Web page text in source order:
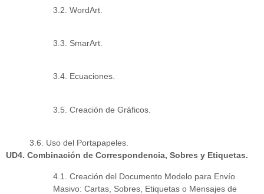
3.2. WordArt.
3.3. SmarArt.
3.4. Ecuaciones.
3.5. Creación de Gráficos.
3.6. Uso del Portapapeles.
UD4. Combinación de Correspondencia, Sobres y Etiquetas.
4.1. Creación del Documento Modelo para Envío
Masivo: Cartas, Sobres, Etiquetas o Mensajes de